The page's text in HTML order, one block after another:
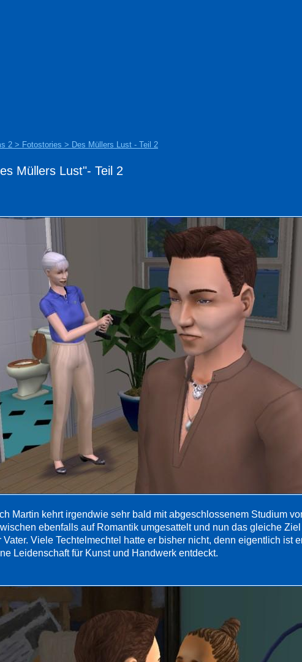
2 > Fotostories > Des Müllers Lust - Teil 2
Müllers Lust"- Teil 2
Martin kehrt irgendwie sehr bald mit abgeschlossenem Studium
ebenfalls auf Romantik umgesattelt und nun das gleiche
Vater. Viele Techtelmechtel hatte er bisher nicht, denn eigentlich ist
Leidenschaft für Kunst und Handwerk entdeckt.